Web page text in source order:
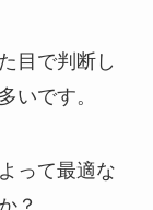
目で判断し
いです。
って最適な
？